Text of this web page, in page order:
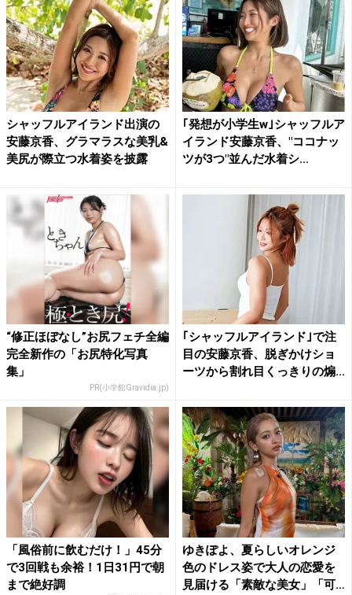
シャッフルアイランド出演の
安藤京香、グラマラスな美乳&
美尻が際立つ水着姿を披露
｢発想が小学生w｣シャッフルア
イランド安藤京香、"ココナッ
ツが3つ"並んだ水着シ...
“修正ほぼなし”お尻フェチ全編
完全新作の「お尻特化写真
集」
PR(小学館Gravidia.jp)
｢シャッフルアイランド｣で注
目の安藤京香、脱ぎかけショ
ーツから割れ目くっきりの煽...
「風俗前に飲むだけ！」45分
で3回戦も余裕！1日31円で朝
まで絶好調
ゆきぽよ、夏らしいオレンジ
色のドレス姿で大人の恋愛を
見届ける「素敵な美女」「可